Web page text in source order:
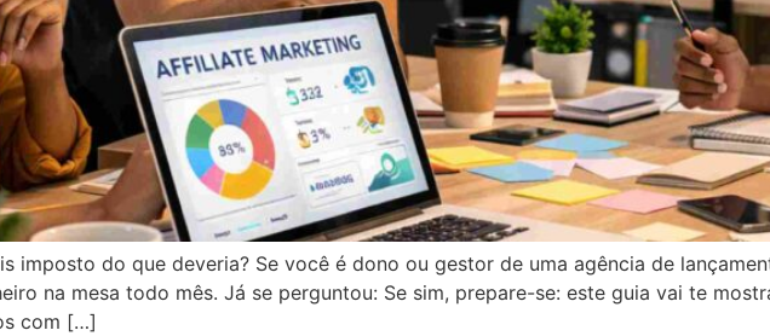
imposto do que deveria? Se você é dono ou gestor de uma agência de
na mesa todo mês. Já se perguntou: Se sim, prepare-se: este guia vai te
com […]